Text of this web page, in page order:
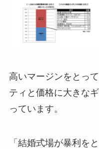
高いマージンをとっ
ティと価格に大きな
っています。
「結婚式場が暴利を